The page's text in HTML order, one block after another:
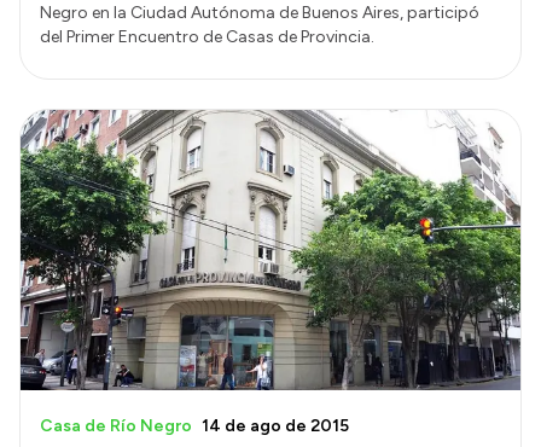
Login
Negro en la Ciudad Autónoma de Buenos Aires, participó
del Primer Encuentro de Casas de Provincia.
Casa de Río Negro 14 de ago de 2015